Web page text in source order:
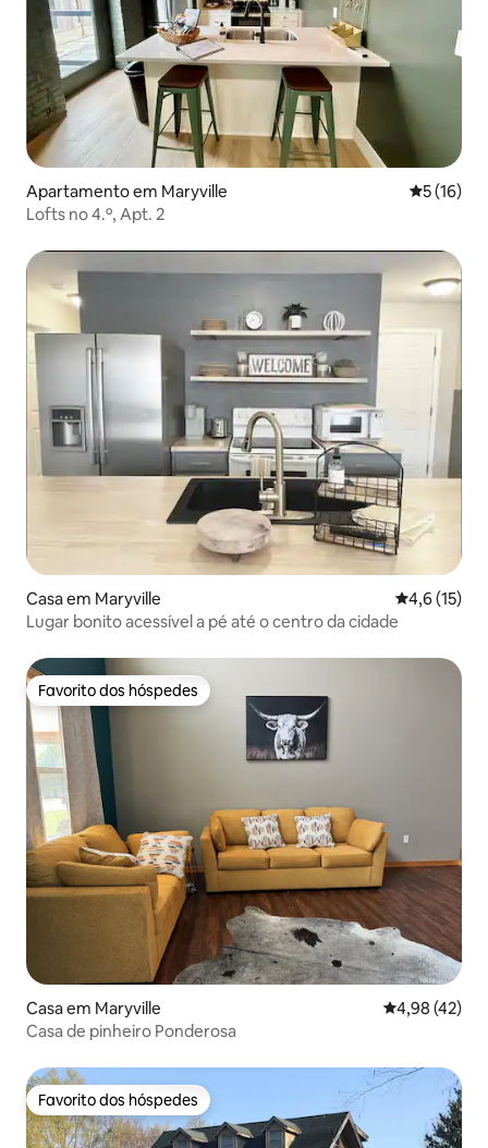
Apartamento em Maryville
5 (16)
Lofts no 4.º, Apt. 2
Casa em Maryville
4,6 (15)
Lugar bonito acessível a pé até o centro da cidade
Favorito dos hóspedes
Favorito dos hóspedes
Casa em Maryville Classificação
4,98 (42)
Casa de pinheiro Ponderosa
Favorito dos hóspedes
Favorito dos hóspedes